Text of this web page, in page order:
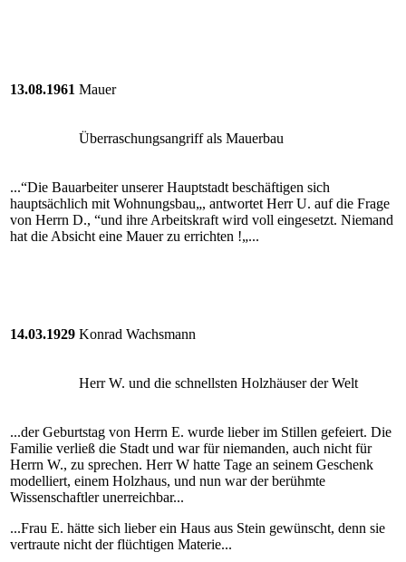
13.08.1961 Mauer
Überraschungsangriff als Mauerbau
...“Die Bauarbeiter unserer Hauptstadt beschäftigen sich
hauptsächlich mit Wohnungsbau„, antwortet Herr U. auf die Frage
von Herrn D., “und ihre Arbeitskraft wird voll eingesetzt. Niemand
hat die Absicht eine Mauer zu errichten !„...
14.03.1929 Konrad Wachsmann
Herr W. und die schnellsten Holzhäuser der Welt
...der Geburtstag von Herrn E. wurde lieber im Stillen gefeiert. Die
Familie verließ die Stadt und war für niemanden, auch nicht für
Herrn W., zu sprechen. Herr W hatte Tage an seinem Geschenk
modelliert, einem Holzhaus, und nun war der berühmte
Wissenschaftler unerreichbar...
...Frau E. hätte sich lieber ein Haus aus Stein gewünscht, denn sie
vertraute nicht der flüchtigen Materie...